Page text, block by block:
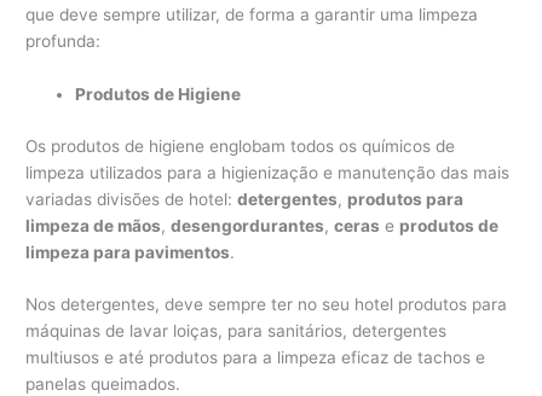
que deve sempre utilizar, de forma a garantir uma limpeza
profunda:
Produtos de Higiene
Os produtos de higiene englobam todos os químicos de
limpeza utilizados para a higienização e manutenção das mais
variadas divisões de hotel:detergentes, produtos para
limpeza de mãos,desengordurantes,ceras e produtos de
limpeza para pavimentos.
Nos detergentes, deve sempre ter no seu hotel produtos para
máquinas de lavar loiças, para sanitários, detergentes
multiusos e até produtos para a limpeza eficaz de tachos e
panelas queimados.